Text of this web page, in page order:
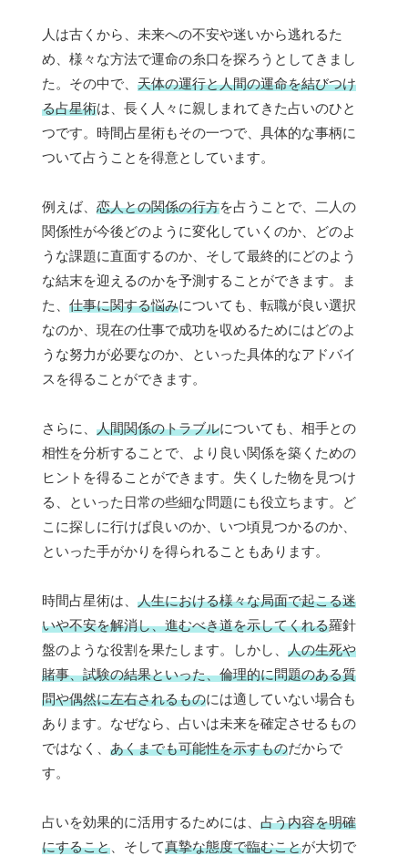
人は古くから、未来への不安や迷いから逃れるた
め、様々な方法で運命の糸口を探ろうとしてきまし
た。その中で、 天体の運行と人間の運命を結びつけ
る占星術は、長く人々に親しまれてきた占いのひと
つです。時間占星術もその一つで、具体的な事柄に
ついて占うことを得意としています。
例えば、 恋人との関係の行方を占うことで、二人の
関係性が今後どのように変化していくのか、どのよ
うな課題に直面するのか、そして最終的にどのよう
な結末を迎えるのかを予測することができます。ま
た、 仕事に関する悩みについても、転職が良い選択
なのか、現在の仕事で成功を収めるためにはどのよ
うな努力が必要なのか、といった具体的なアドバイ
スを得ることができます。
さらに、 人間関係のトラブルについても、相手との
相性を分析することで、より良い関係を築くための
ヒントを得ることができます。失くした物を見つけ
る、といった日常の些細な問題にも役立ちます。ど
こに探しに行けば良いのか、いつ頃見つかるのか、
といった手がかりを得られることもあります。
時間占星術は、 人生における様々な局面で起こる迷
いや不安を解消し、進むべき道を示してくれる羅針
盤のような役割を果たします。しかし、 人の生死や
賭事、試験の結果といった、倫理的に問題のある質
問や偶然に左右されるものには適していない場合も
あります。なぜなら、占いは未来を確定させるもの
ではなく、 あくまでも可能性を示すものだからで
す。
占いを効果的に活用するためには、 占う内容を明確
にすること 、そして真摯な態度で臨むことが大切で